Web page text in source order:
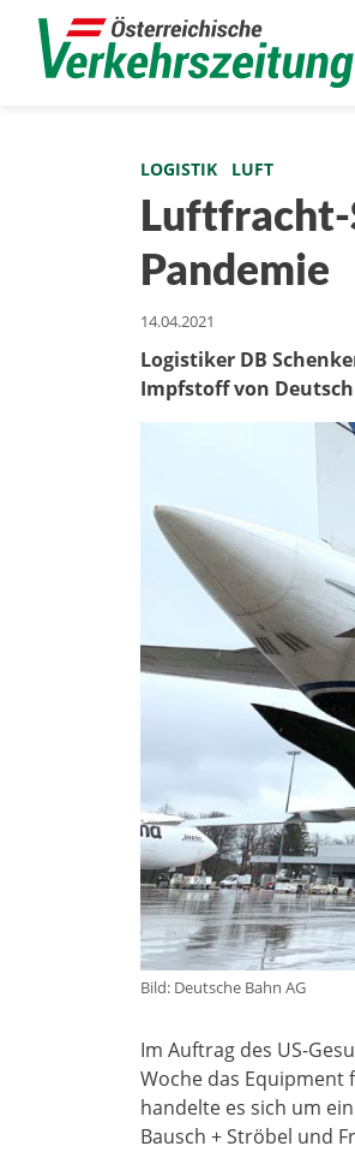
LOGISTIK LUFT
Luftfracht-
Pandemie
14.04.2021
Logistiker DB
Impfstoff von
Bild: Deutsche Bahn AG
Im Auftrag des US-
Woche das
handelte es sich um
Bausch + Ströbel und